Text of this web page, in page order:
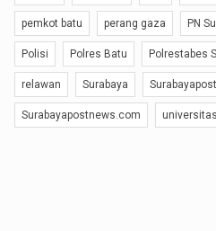
pemkot batu perang gaza PN
Polisi Polres Batu Polrestabes
relawan Surabaya
Surabayapostnews.com